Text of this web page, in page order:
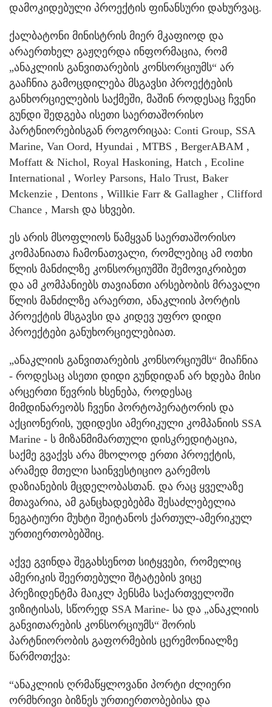
დამოკიდებული პროექტის ფინანსური დახურვაც.
ქალბატონი მინისტრის მიერ მკაფიოდ და
არაერთხელ გაჟღერდა ინფორმაცია, რომ
„ანაკლიის განვითარების კონსორციუმს“ არ
გააჩნია გამოცდილება მსგავსი პროექტების
განხორციელების საქმეში, მაშინ როდესაც ჩვენი
გუნდი შედგება ისეთი საერთაშორისო
პარტნიორებისგან როგორიცაა: Conti Group, SSA
Marine, Van Oord, Hyundai , MTBS , BergerABAM ,
Moffatt & Nichol, Royal Haskoning, Hatch , Ecoline
International , Worley Parsons, Halo Trust, Baker
Mckenzie , Dentons , Willkie Farr & Gallagher , Clifford
Chance , Marsh და სხვები.
ეს არის მსოფლიოს წამყვან საერთაშორისო
კომპანიათა ჩამონათვალი, რომლებიც ამ ოთხი
წლის მანძილზე კონსორციუმში შემოვიკრიბეთ
და ამ კომპანიებს თავიანთი არსებობის მრავალი
წლის მანძილზე არაერთი, ანაკლიის პორტის
პროექტის მსგავსი და კიდევ უფრო დიდი
პროექტები განუხორციელებიათ.
„ანაკლიის განვითარების კონსორციუმს“ მიაჩნია
- როდესაც ასეთი დიდი გუნდიდან არ ხდება მისი
არცერთი წევრის ხსენება, როდესაც
მიმდინარეობს ჩვენი პორტოპერატორის და
აქციონერის, უდიდესი ამერიკული კომპანიის SSA
Marine - ს მიზანმიმართული დისკრედიტაცია,
საქმე გვაქვს არა მხოლოდ ერთი პროექტის,
არამედ მთელი საინვესტიციო გარემოს
დაზიანების მცდელობასთან. და რაც ყველაზე
მთავარია, ამ განცხადებებმა შესაძლებელია
ნეგატიური მუხტი შეიტანოს ქართულ-ამერიკულ
ურთიერთობებშიც.
აქვე გვინდა შეგახსენოთ სიტყვები, რომელიც
ამერიკის შეერთებული შტატების ვიცე
პრეზიდენტმა მაიკლ პენსმა საქართველოში
ვიზიტისას, სწორედ SSA Marine- სა და „ანაკლიის
განვითარების კონსორციუმს“ შორის
პარტნიორობის გაფორმების ცერემონიალზე
წარმოთქვა:
“ანაკლიის ღრმაწყლოვანი პორტი ძლიერი
ორმხრივი ბიზნეს ურთიერთობებისა და